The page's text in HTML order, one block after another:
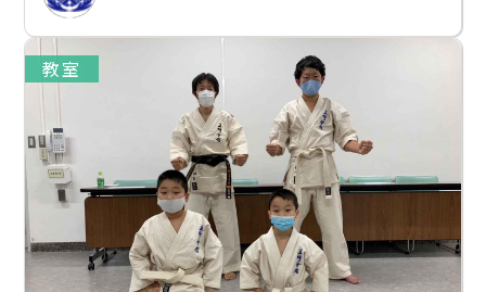
教室